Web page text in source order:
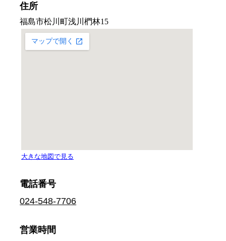
住所
電話番号
024-548-7706
営業時間